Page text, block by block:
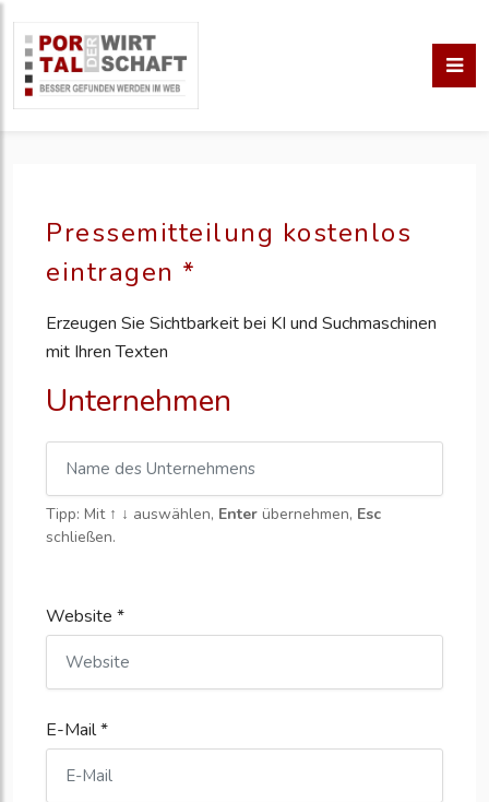
Pressemitteilung kostenlos
eintragen *
Erzeugen Sie Sichtbarkeit bei KI und Suchmaschinen
mit Ihren Texten
Unternehmen
Tipp: Mit ↑ ↓ auswählen, Enter übernehmen, Esc
schließen.
Website *
E-Mail *